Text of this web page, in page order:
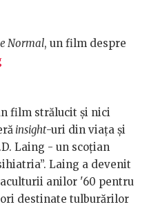
Normal, un film despre
film strălucit și nici
insight-uri din viața și
Laing - un scoțian
Laing a devenit
anilor '60 pentru
destinate tulburărilor